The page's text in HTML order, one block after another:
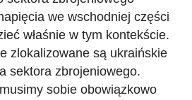
we wschodniej części
właśnie w tym kontekście.
zlokalizowane są ukraińskie
sektora zbrojeniowego.
sobie obowiązkowo